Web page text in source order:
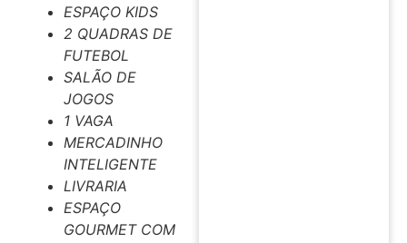
ESPAÇO KIDS
2 QUADRAS DE
FUTEBOL
SALÃO DE
JOGOS
1 VAGA
MERCADINHO
INTELIGENTE
LIVRARIA
ESPAÇO
GOURMET COM